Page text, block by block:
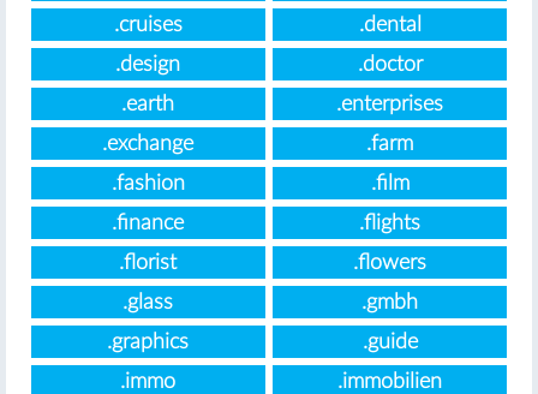
.cruises
.dental
.design
.doctor
.earth
.enterprises
.exchange
.farm
.fashion
.film
.finance
.flights
.florist
.flowers
.glass
.gmbh
.graphics
.guide
.immo
.immobilien